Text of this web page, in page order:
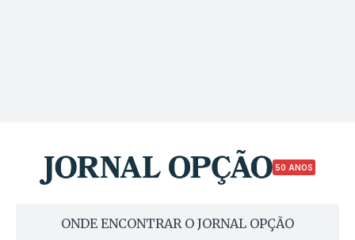
50 ANOS
ONDE ENCONTRAR O JORNAL OPÇÃO